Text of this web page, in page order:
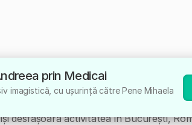
Pene Mihaela Andreea este un medic
desfășoară activitatea în București,
prin Medicai
imagistică, cu ușurință către Pene Mihaela